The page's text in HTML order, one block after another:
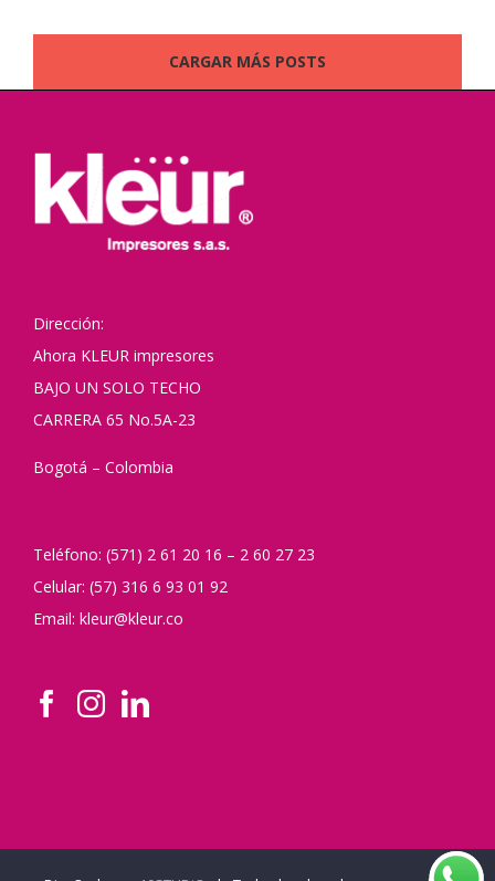
CARGAR MÁS POSTS
Dirección:
Ahora KLEUR impresores
BAJO UN SOLO TECHO
CARRERA 65 No.5A-23
Bogotá – Colombia
Teléfono: (571) 2 61 20 16 – 2 60 27 23
Celular: (57) 316 6 93 01 92
Email: kleur@kleur.co